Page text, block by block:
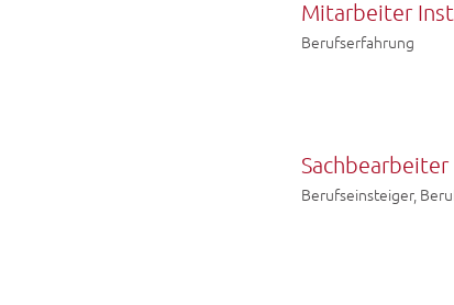
Mitarbeiter
Berufserfahrung
Berufseinsteiger,